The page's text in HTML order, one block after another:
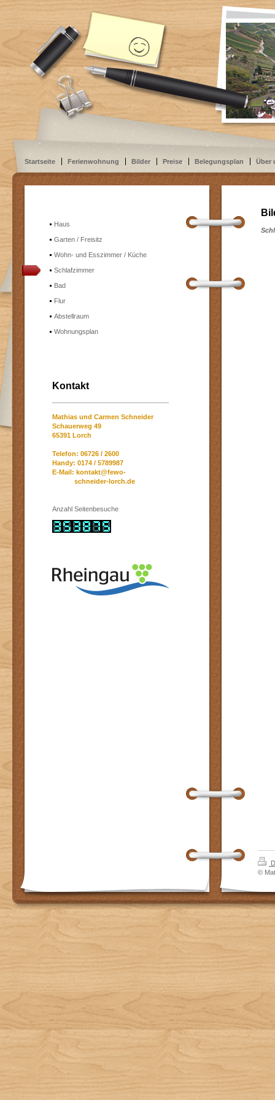
Startseite Ferienwohnung Bilder Preise Belegungsplan Über
Haus
Garten / Freisitz
Wohn- und Esszimmer / Küche
Schlafzimmer
Bad
Flur
Abstellraum
Wohnungsplan
Kontakt
Mathias und Carmen Schneider
Schauerweg 49
65391 Lorch
Telefon: 06726 / 2600
Handy: 0174 / 5789987
E-Mail: kontakt@fewo-
schneider-lorch.de
Anzahl Seitenbesuche
©